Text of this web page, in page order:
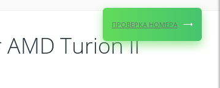
Turion II
ПРОВЕРКА НОМЕРА